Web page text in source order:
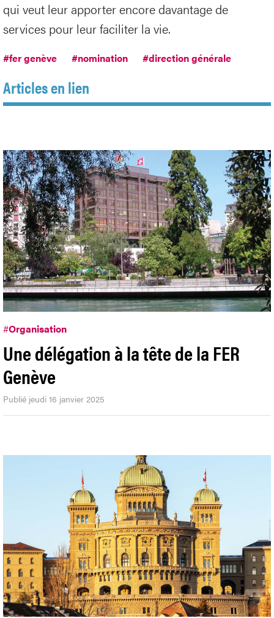
qui veut leur apporter encore davantage de
services pour leur faciliter la vie.
#fer genève #nomination #direction générale
Articles en lien
#Organisation
Une délégation à la tête de la FER
Genève
Publié jeudi 16 janvier 2025